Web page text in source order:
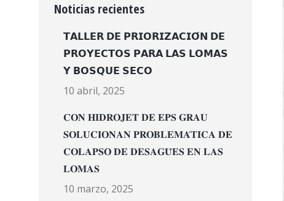
Noticias recientes
𝗧𝗔𝗟𝗟𝗘𝗥 𝗗𝗘 𝗣𝗥𝗜𝗢𝗥𝗜𝗭𝗔𝗖𝗜𝗢́𝗡 𝗗𝗘
𝗣𝗥𝗢𝗬𝗘𝗖𝗧𝗢𝗦 𝗣𝗔𝗥𝗔 𝗟𝗔𝗦 𝗟𝗢𝗠𝗔𝗦
𝗬 𝗕𝗢𝗦𝗤𝗨𝗘 𝗦𝗘𝗖𝗢
10 abril, 2025
𝐂𝐎𝐍 𝐇𝐈𝐃𝐑𝐎𝐉𝐄𝐓 𝐃𝐄 𝐄𝐏𝐒 𝐆𝐑𝐀𝐔
𝐒𝐎𝐋𝐔𝐂𝐈𝐎𝐍𝐀𝐍 𝐏𝐑𝐎𝐁𝐋𝐄𝐌𝐀́𝐓𝐈𝐂𝐀 𝐃𝐄
𝐂𝐎𝐋𝐀𝐏𝐒𝐎 𝐃𝐄 𝐃𝐄𝐒𝐀𝐆𝐔̈𝐄𝐒 𝐄𝐍 𝐋𝐀𝐒
𝐋𝐎𝐌𝐀𝐒
10 marzo, 2025